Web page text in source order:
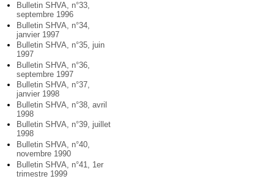
Bulletin SHVA, n°33,
septembre 1996
Bulletin SHVA, n°34,
janvier 1997
Bulletin SHVA, n°35, juin
1997
Bulletin SHVA, n°36,
septembre 1997
Bulletin SHVA, n°37,
janvier 1998
Bulletin SHVA, n°38, avril
1998
Bulletin SHVA, n°39, juillet
1998
Bulletin SHVA, n°40,
novembre 1990
Bulletin SHVA, n°41, 1er
trimestre 1999